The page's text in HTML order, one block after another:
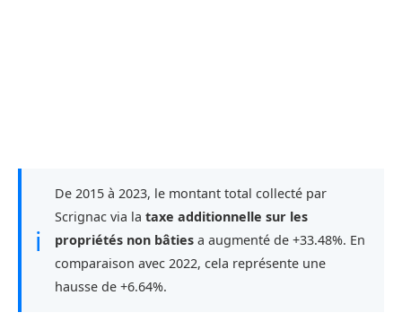
ℹ
De 2015 à 2023, le montant total collecté par
Scrignac via la taxe additionnelle sur les
propriétés non bâties a augmenté de +33.48%. En
comparaison avec 2022, cela représente une
hausse de +6.64%.